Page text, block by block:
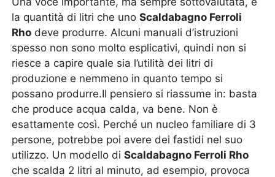
la quantità di litri che unoScaldabagno Ferroli
Rho deve produrre. Alcuni manuali d’istruzioni
spesso non sono molto esplicativi, quindi non si
riesce a capire quale sia l’utilità dei litri di
produzione e nemmeno in quanto tempo si
possano produrre.Il pensiero si riassume in: basta
che produce acqua calda, va bene. Non è
esattamente così. Perché un nucleo familiare di 3
persone, potrebbe poi avere dei fastidi nel suo
utilizzo. Un modello diScaldabagno Ferroli Rho
che scalda 2 litri al minuto, ad esempio, provoca